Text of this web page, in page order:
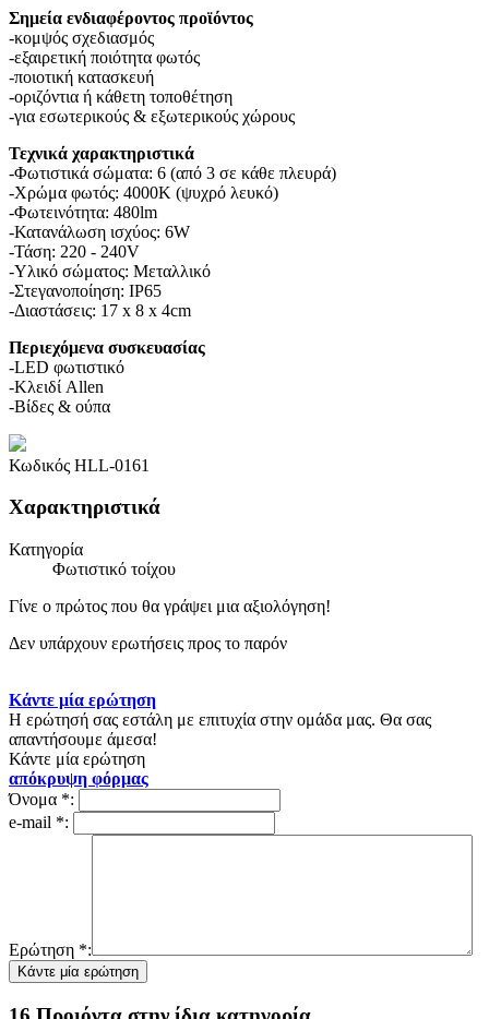
Σημεία ενδιαφέροντος προϊόντος
-κομψός σχεδιασμός
-εξαιρετική ποιότητα φωτός
-ποιοτική κατασκευή
-οριζόντια ή κάθετη τοποθέτηση
-για εσωτερικούς & εξωτερικούς χώρους
Τεχνικά χαρακτηριστικά
-Φωτιστικά σώματα: 6 (από 3 σε κάθε πλευρά)
-Χρώμα φωτός: 4000K (ψυχρό λευκό)
-Φωτεινότητα: 480lm
-Κατανάλωση ισχύος: 6W
-Τάση: 220 - 240V
-Υλικό σώματος: Μεταλλικό
-Στεγανοποίηση: IP65
-Διαστάσεις: 17 x 8 x 4cm
Περιεχόμενα συσκευασίας
-LED φωτιστικό
-Κλειδί Allen
-Βίδες & ούπα
Κωδικός HLL-0161
Χαρακτηριστικά
Κατηγορία
Φωτιστικό τοίχου
Γίνε ο πρώτος που θα γράψει μια αξιολόγηση!
Δεν υπάρχουν ερωτήσεις προς το παρόν
Κάντε μία ερώτηση
Η ερώτησή σας εστάλη με επιτυχία στην ομάδα μας. Θα σας
απαντήσουμε άμεσα!
Κάντε μία ερώτηση
απόκρυψη φόρμας
Όνομα *:
e-mail *:
Ερώτηση *: